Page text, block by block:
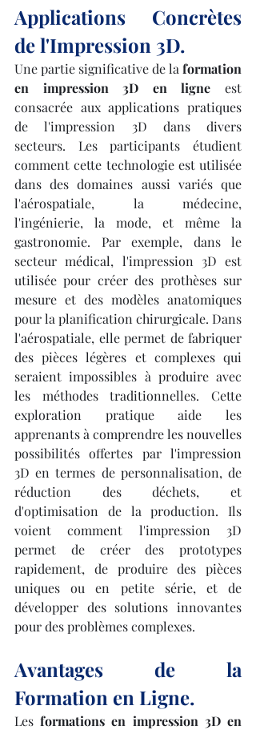
Applications Concrètes
de l'Impression 3D.
Une partie significative de la formation
en impression 3D en ligne est
consacrée aux applications pratiques
de l'impression 3D dans divers
secteurs. Les participants étudient
comment cette technologie est utilisée
dans des domaines aussi variés que
l'aérospatiale, la médecine,
l'ingénierie, la mode, et même la
gastronomie. Par exemple, dans le
secteur médical, l'impression 3D est
utilisée pour créer des prothèses sur
mesure et des modèles anatomiques
pour la planification chirurgicale. Dans
l'aérospatiale, elle permet de fabriquer
des pièces légères et complexes qui
seraient impossibles à produire avec
les méthodes traditionnelles. Cette
exploration pratique aide les
apprenants à comprendre les nouvelles
possibilités offertes par l'impression
3D en termes de personnalisation, de
réduction des déchets, et
d'optimisation de la production. Ils
voient comment l'impression 3D
permet de créer des prototypes
rapidement, de produire des pièces
uniques ou en petite série, et de
développer des solutions innovantes
pour des problèmes complexes.
Avantages de la
Formation en Ligne.
Les formations en impression 3D en